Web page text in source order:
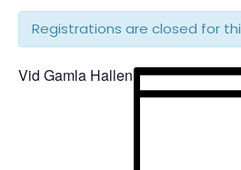
Registrations are closed for
Vid Gamla Hallen